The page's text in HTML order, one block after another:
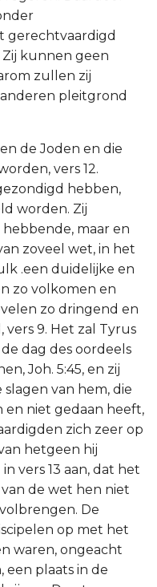
gerechtvaardigd
kunnen geen
zullen zij
pleitgrond
de Joden en die
vers 12.
hebben,
worden. Zij
maar en
zoveel wet, in het
.een duidelijke en
zo volkomen en
zo dringend en
vers 9. Het zal Tyrus
dag des oordeels
Joh. 5:45, en zij
van hem, die
en niet gedaan heeft,
zich zeer op
hetgeen hij
vers 13 aan, dat het
de wet hen niet
De
op met het
waren, ongeacht
een plaats in de